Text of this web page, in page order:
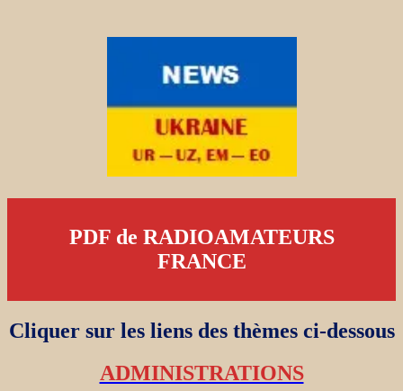
PDF de RADIOAMATEURS
FRANCE
Cliquer sur les liens des thèmes ci-dessous
ADMINISTRATIONS